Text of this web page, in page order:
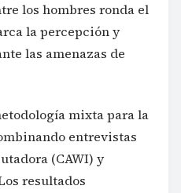
los hombres ronda el
la percepción y
las amenazas de
mixta para la
entrevistas
(CAWI) y
resultados